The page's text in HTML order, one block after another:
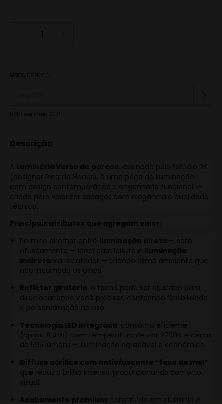
Entregas para o CEP:
MEIOS DE ENVIO
Não sei meu CEP
Descrição
A Luminária Verso de parede, assinada pelo Estúdio RK
(designer Ricardo Heder), é uma peça de iluminação
com design contemporâneo e engenharia funcional —
criada para valorizar espaços com elegância e qualidade
técnica.
Principais atributos que agregam valor:
Permite alternar entre iluminação direta — sem
ofuscamento — ideal para leitura e iluminação
indireta via rebatedor — criando clima ambiente que
não incomoda os olhos.
Refletor giratório : o facho pode ser ajustado para
direcionar onde você precisar, conferindo flexibilidade
e personalização ao uso.
Tecnologia LED integrada : consumo eficiente
(aprox. 8,4 W) com temperatura de cor 2700 K e cerca
de 595 lúmens — iluminação agradável e econômica.
Diffuse acrílico com antiofuscante “favo de mel”
que reduz o brilho intenso, proporcionando conforto
visual.
Acabamento premium : construído em alumínio e